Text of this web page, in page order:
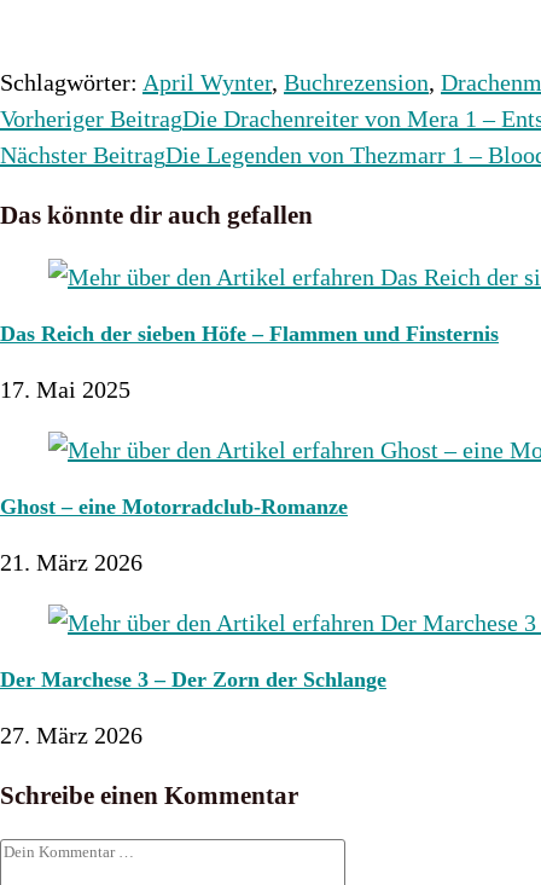
Schlagwörter: April Wynter, Buchrezension,
Weitere
Artikel
Vorheriger BeitragDie Drachenreiter von Mera 1 –
Nächster BeitragDie Legenden von Thezmarr 1 –
Das könnte dir auch gefallen
Das Reich der sieben Höfe – Flammen und Finsternis
17. Mai 2025
Ghost – eine Motorradclub-Romanze
21. März 2026
Der Marchese 3 – Der Zorn der Schlange
27. März 2026
Schreibe einen Kommentar
Kommentar